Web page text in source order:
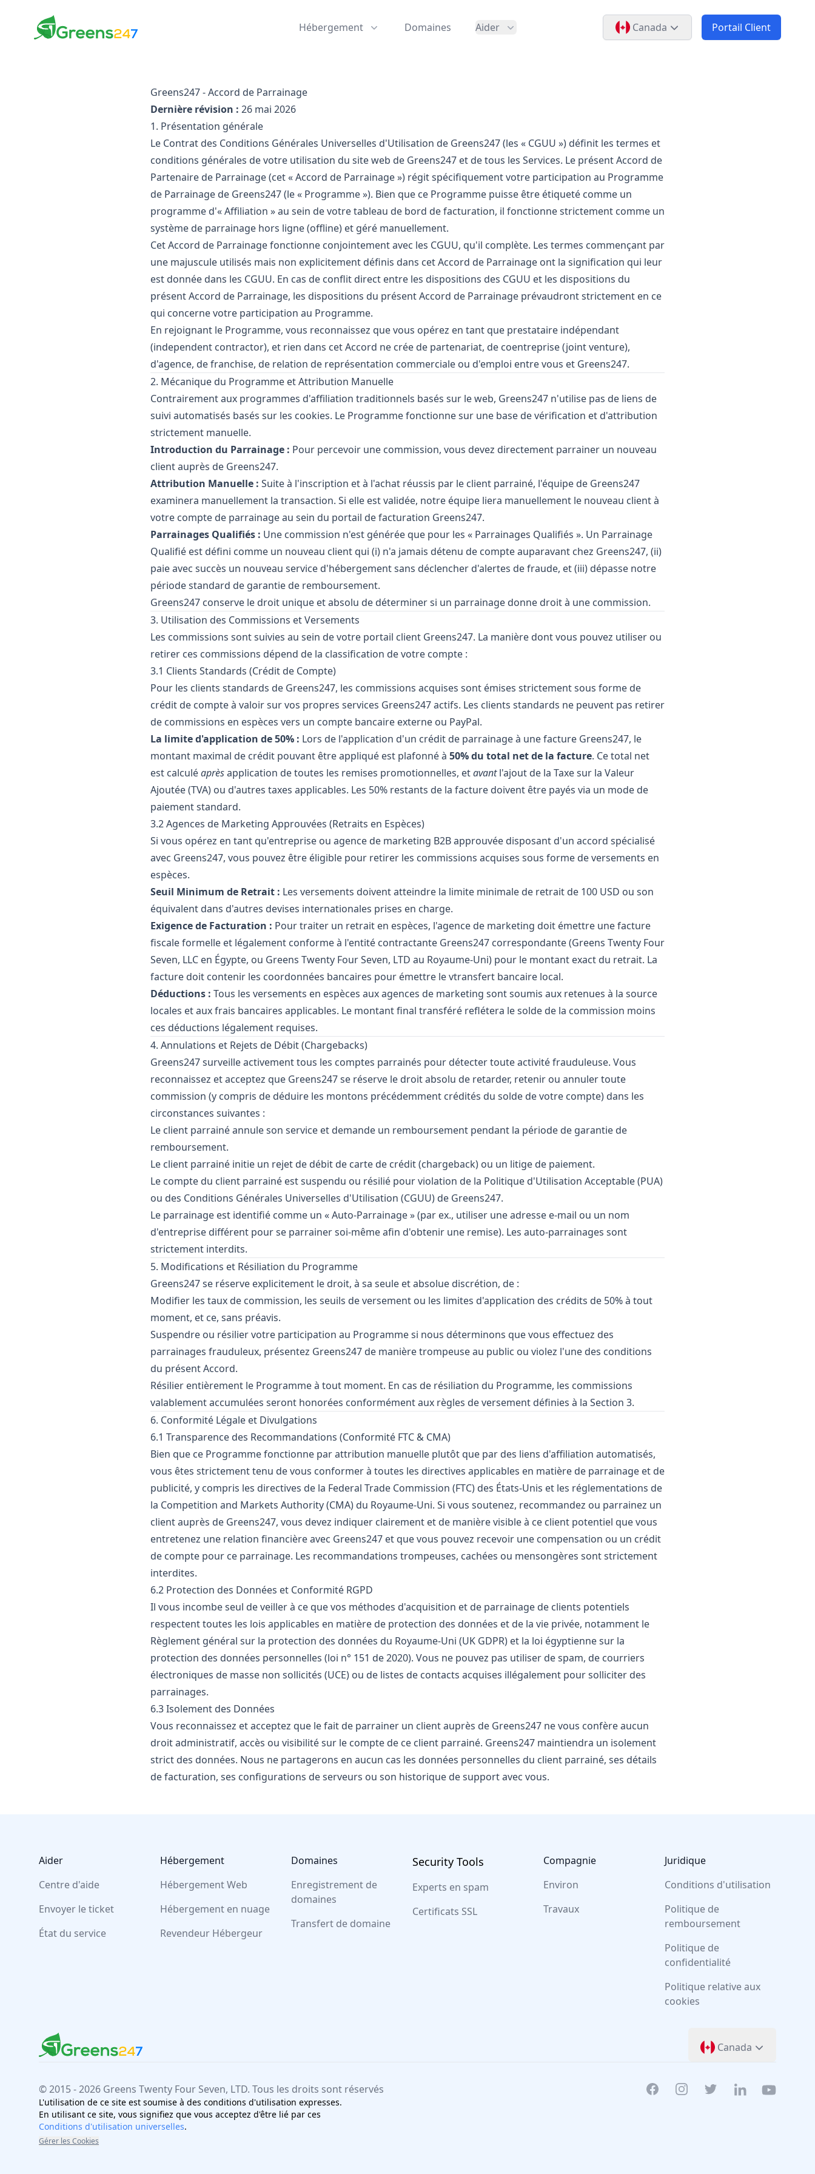
Greens247
Greens247 Hébergement Domaines Aider Canada Portail Client
Greens247 - Accord de Parrainage
Dernière révision : 26 mai 2026
1. Présentation générale
Le Contrat des Conditions Générales Universelles d'Utilisation de Greens247 (les « CGUU ») définit les termes et
conditions générales de votre utilisation du site web de Greens247 et de tous les Services. Le présent Accord de
Partenaire de Parrainage (cet « Accord de Parrainage ») régit spécifiquement votre participation au Programme
de Parrainage de Greens247 (le « Programme »). Bien que ce Programme puisse être étiqueté comme un
programme d'« Affiliation » au sein de votre tableau de bord de facturation, il fonctionne strictement comme un
système de parrainage hors ligne (offline) et géré manuellement.
Cet Accord de Parrainage fonctionne conjointement avec les CGUU, qu'il complète. Les termes commençant par
une majuscule utilisés mais non explicitement définis dans cet Accord de Parrainage ont la signification qui leur
est donnée dans les CGUU. En cas de conflit direct entre les dispositions des CGUU et les dispositions du
présent Accord de Parrainage, les dispositions du présent Accord de Parrainage prévaudront strictement en ce
qui concerne votre participation au Programme.
En rejoignant le Programme, vous reconnaissez que vous opérez en tant que prestataire indépendant
(independent contractor), et rien dans cet Accord ne crée de partenariat, de coentreprise (joint venture),
d'agence, de franchise, de relation de représentation commerciale ou d'emploi entre vous et Greens247.
2. Mécanique du Programme et Attribution Manuelle
Contrairement aux programmes d'affiliation traditionnels basés sur le web, Greens247 n'utilise pas de liens de
suivi automatisés basés sur les cookies. Le Programme fonctionne sur une base de vérification et d'attribution
strictement manuelle.
Introduction du Parrainage : Pour percevoir une commission, vous devez directement parrainer un nouveau
client auprès de Greens247.
Attribution Manuelle : Suite à l'inscription et à l'achat réussis par le client parrainé, l'équipe de Greens247
examinera manuellement la transaction. Si elle est validée, notre équipe liera manuellement le nouveau client à
votre compte de parrainage au sein du portail de facturation Greens247.
Parrainages Qualifiés : Une commission n'est générée que pour les « Parrainages Qualifiés ». Un Parrainage
Qualifié est défini comme un nouveau client qui (i) n'a jamais détenu de compte auparavant chez Greens247, (ii)
paie avec succès un nouveau service d'hébergement sans déclencher d'alertes de fraude, et (iii) dépasse notre
période standard de garantie de remboursement.
Greens247 conserve le droit unique et absolu de déterminer si un parrainage donne droit à une commission.
3. Utilisation des Commissions et Versements
Les commissions sont suivies au sein de votre portail client Greens247. La manière dont vous pouvez utiliser ou
retirer ces commissions dépend de la classification de votre compte :
3.1 Clients Standards (Crédit de Compte)
Pour les clients standards de Greens247, les commissions acquises sont émises strictement sous forme de
crédit de compte à valoir sur vos propres services Greens247 actifs. Les clients standards ne peuvent pas retirer
de commissions en espèces vers un compte bancaire externe ou PayPal.
La limite d'application de 50% : Lors de l'application d'un crédit de parrainage à une facture Greens247, le
montant maximal de crédit pouvant être appliqué est plafonné à 50% du total net de la facture. Ce total net
est calculéaprèsapplication de toutes les remises promotionnelles, etavantl'ajout de la Taxe sur la Valeur
Ajoutée (TVA) ou d'autres taxes applicables. Les 50% restants de la facture doivent être payés via un mode de
paiement standard.
3.2 Agences de Marketing Approuvées (Retraits en Espèces)
Si vous opérez en tant qu'entreprise ou agence de marketing B2B approuvée disposant d'un accord spécialisé
avec Greens247, vous pouvez être éligible pour retirer les commissions acquises sous forme de versements en
espèces.
Seuil Minimum de Retrait : Les versements doivent atteindre la limite minimale de retrait de 100 USD ou son
équivalent dans d'autres devises internationales prises en charge.
Exigence de Facturation : Pour traiter un retrait en espèces, l'agence de marketing doit émettre une facture
fiscale formelle et légalement conforme à l'entité contractante Greens247 correspondante (Greens Twenty Four
Seven, LLC en Égypte, ou Greens Twenty Four Seven, LTD au Royaume-Uni) pour le montant exact du retrait. La
facture doit contenir les coordonnées bancaires pour émettre le vtransfert bancaire local.
Déductions : Tous les versements en espèces aux agences de marketing sont soumis aux retenues à la source
locales et aux frais bancaires applicables. Le montant final transféré reflétera le solde de la commission moins
ces déductions légalement requises.
4. Annulations et Rejets de Débit (Chargebacks)
Greens247 surveille activement tous les comptes parrainés pour détecter toute activité frauduleuse. Vous
reconnaissez et acceptez que Greens247 se réserve le droit absolu de retarder, retenir ou annuler toute
commission (y compris de déduire les montons précédemment crédités du solde de votre compte) dans les
circonstances suivantes :
Le client parrainé annule son service et demande un remboursement pendant la période de garantie de
remboursement.
Le client parrainé initie un rejet de débit de carte de crédit (chargeback) ou un litige de paiement.
Le compte du client parrainé est suspendu ou résilié pour violation de la Politique d'Utilisation Acceptable (PUA)
ou des Conditions Générales Universelles d'Utilisation (CGUU) de Greens247.
Le parrainage est identifié comme un « Auto-Parrainage » (par ex., utiliser une adresse e-mail ou un nom
d'entreprise différent pour se parrainer soi-même afin d'obtenir une remise). Les auto-parrainages sont
strictement interdits.
5. Modifications et Résiliation du Programme
Greens247 se réserve explicitement le droit, à sa seule et absolue discrétion, de :
Modifier les taux de commission, les seuils de versement ou les limites d'application des crédits de 50% à tout
moment, et ce, sans préavis.
Suspendre ou résilier votre participation au Programme si nous déterminons que vous effectuez des
parrainages frauduleux, présentez Greens247 de manière trompeuse au public ou violez l'une des conditions
du présent Accord.
Résilier entièrement le Programme à tout moment. En cas de résiliation du Programme, les commissions
valablement accumulées seront honorées conformément aux règles de versement définies à la Section 3.
6. Conformité Légale et Divulgations
6.1 Transparence des Recommandations (Conformité FTC & CMA)
Bien que ce Programme fonctionne par attribution manuelle plutôt que par des liens d'affiliation automatisés,
vous êtes strictement tenu de vous conformer à toutes les directives applicables en matière de parrainage et de
publicité, y compris les directives de la Federal Trade Commission (FTC) des États-Unis et les réglementations de
la Competition and Markets Authority (CMA) du Royaume-Uni. Si vous soutenez, recommandez ou parrainez un
client auprès de Greens247, vous devez indiquer clairement et de manière visible à ce client potentiel que vous
entretenez une relation financière avec Greens247 et que vous pouvez recevoir une compensation ou un crédit
de compte pour ce parrainage. Les recommandations trompeuses, cachées ou mensongères sont strictement
interdites.
6.2 Protection des Données et Conformité RGPD
Il vous incombe seul de veiller à ce que vos méthodes d'acquisition et de parrainage de clients potentiels
respectent toutes les lois applicables en matière de protection des données et de la vie privée, notamment le
Règlement général sur la protection des données du Royaume-Uni (UK GDPR) et la loi égyptienne sur la
protection des données personnelles (loi n° 151 de 2020). Vous ne pouvez pas utiliser de spam, de courriers
électroniques de masse non sollicités (UCE) ou de listes de contacts acquises illégalement pour solliciter des
parrainages.
6.3 Isolement des Données
Vous reconnaissez et acceptez que le fait de parrainer un client auprès de Greens247 ne vous confère aucun
droit administratif, accès ou visibilité sur le compte de ce client parrainé. Greens247 maintiendra un isolement
strict des données. Nous ne partagerons en aucun cas les données personnelles du client parrainé, ses détails
de facturation, ses configurations de serveurs ou son historique de support avec vous.
Aider
Centre d'aide
Envoyer le ticket
État du service
Hébergement
Hébergement Web
Hébergement en nuage
Revendeur Hébergeur
Domaines
Enregistrement de
domaines
Transfert de domaine
Security Tools
Experts en spam
Certificats SSL
Compagnie
Environ
Travaux
Juridique
Conditions d'utilisation
Politique de
remboursement
Politique de
confidentialité
Politique relative aux
cookies
Greens247
Greens247
Canada
FacebookInstagramTwitterLinkedinYoutube
© 2015 -2026 Greens Twenty Four Seven, LTD. Tous les droits sont réservés
L'utilisation de ce site est soumise à des conditions d'utilisation expresses.
En utilisant ce site, vous signifiez que vous acceptez d'être lié par ces
Conditions d'utilisation universelles.
Gérer les Cookies